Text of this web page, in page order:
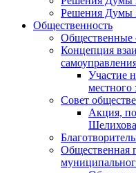
Решения Думы
Общественность
Общественные
Концепция
Участие
местного
Совет
Акция,
Общественная